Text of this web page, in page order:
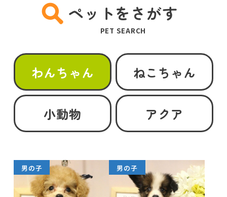
ペットをさがす
PET SEARCH
わんちゃん ねこちゃん
小動物 アクア
男の子 男の子